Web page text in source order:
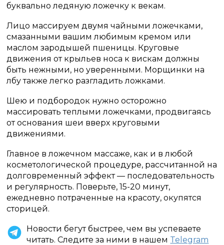
буквально ледяную ложечку к векам.
Лицо массируем двумя чайными ложечками,
смазанными вашим любимым кремом или
маслом зародышей пшеницы. Круговые
движения от крыльев носа к вискам должны
быть нежными, но уверенными. Морщинки на
лбу также легко разгладить ложками.
Шею и подбородок нужно осторожно
массировать теплыми ложечками, продвигаясь
от основания шеи вверх круговыми
движениями.
Главное в ложечном массаже, как и в любой
косметологической процедуре, рассчитанной на
долговременный эффект — последовательность
и регулярность. Поверьте, 15-20 минут,
ежедневно потраченные на красоту, окупятся
сторицей.
Новости бегут быстрее, чем вы успеваете
читать. Следите за ними в нашем Telegram